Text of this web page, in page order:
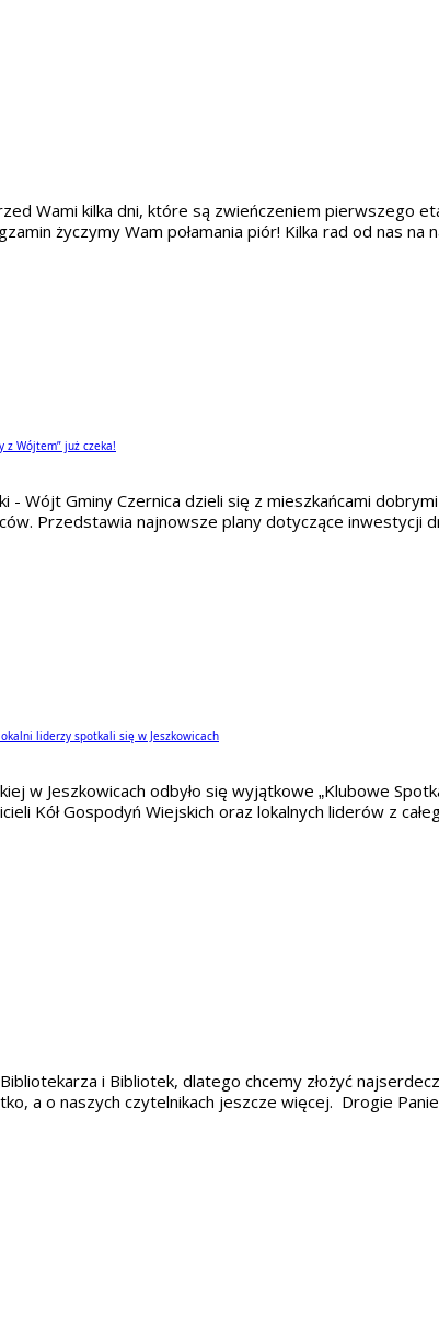
Wami kilka dni, które są zwieńczeniem pierwszego
życzymy Wam połamania piór! Kilka rad od nas na
z Wójtem” już czeka!
- Wójt Gminy Czernica dzieli się z mieszkańcami
Przedstawia najnowsze plany dotyczące inwestycji
liderzy spotkali się w Jeszkowicach
w Jeszkowicach odbyło się wyjątkowe „Klubowe
Kół Gospodyń Wiejskich oraz lokalnych liderów z
i Bibliotek, dlatego chcemy złożyć
a o naszych czytelnikach jeszcze więcej. Drogie